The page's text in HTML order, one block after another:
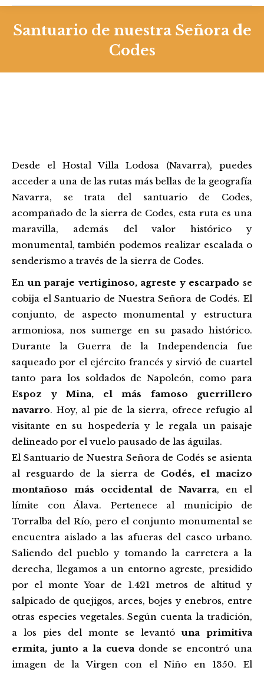
Santuario de nuestra Señora de
Codes
Desde el Hostal Villa Lodosa (Navarra), puedes
acceder a una de las rutas más bellas de la geografía
Navarra, se trata del santuario de Codes,
acompañado de la sierra de Codes, esta ruta es una
maravilla, además del valor histórico y
monumental, también podemos realizar escalada o
senderismo a través de la sierra de Codes.
Enun paraje vertiginoso, agreste y escarpado se
cobija el Santuario de Nuestra Señora de Codés. El
conjunto, de aspecto monumental y estructura
armoniosa, nos sumerge en su pasado histórico.
Durante la Guerra de la Independencia fue
saqueado por el ejército francés y sirvió de cuartel
tanto para los soldados de Napoleón, como para
Espoz y Mina, el más famoso guerrillero
navarro. Hoy, al pie de la sierra, ofrece refugio al
visitante en su hospedería y le regala un paisaje
delineado por el vuelo pausado de las águilas.
El Santuario de Nuestra Señora de Codés se asienta
al resguardo de la sierra de Codés, el macizo
montañoso más occidental de Navarra, en el
límite con Álava. Pertenece al municipio de
Torralba del Río, pero el conjunto monumental se
encuentra aislado a las afueras del casco urbano.
Saliendo del pueblo y tomando la carretera a la
derecha, llegamos a un entorno agreste, presidido
por el monte Yoar de 1.421 metros de altitud y
salpicado de quejigos, arces, bojes y enebros, entre
otras especies vegetales. Según cuenta la tradición,
a los pies del monte se levantóuna primitiva
ermita, junto a la cueva donde se encontró una
imagen de la Virgen con el Niño en 1350. El